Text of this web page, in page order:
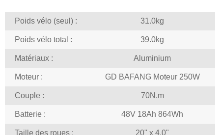
Poids vélo (seul) : 31.0kg
Poids vélo total : 39.0kg
Matériaux : Aluminium
Moteur : GD BAFANG Moteur 250W
Couple : 70N.m
Batterie : 48V 18Ah 864Wh
Taille des roues : 20" x 4.0"